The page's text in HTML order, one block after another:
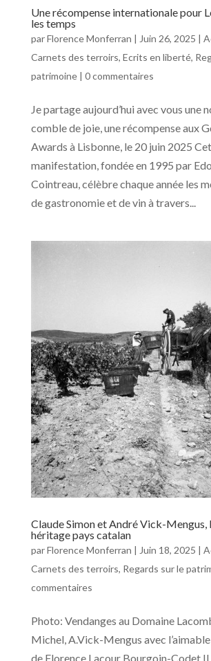
Une récompense internationale pour
les temps
parFlorence Monferran | Juin 26, 2025 |
Carnets des terroirs, Ecrits en liberté,
patrimoine| 0 commentaires
Je partage aujourd’hui avec vous une
comble de joie, une récompense aux
Awards à Lisbonne, le 20 juin 2025
manifestation, fondée en 1995 par
Cointreau, célèbre chaque année les
de gastronomie et de vin à travers...
Claude Simon et André Vick-Mengus,
héritage pays catalan
parFlorence Monferran | Juin 18, 2025 |
Carnets des terroirs, Regards sur le
commentaires
Photo: Vendanges au Domaine
Michel, A.Vick-Mengus avec
de Florence Lacour Bourgoin-Codet